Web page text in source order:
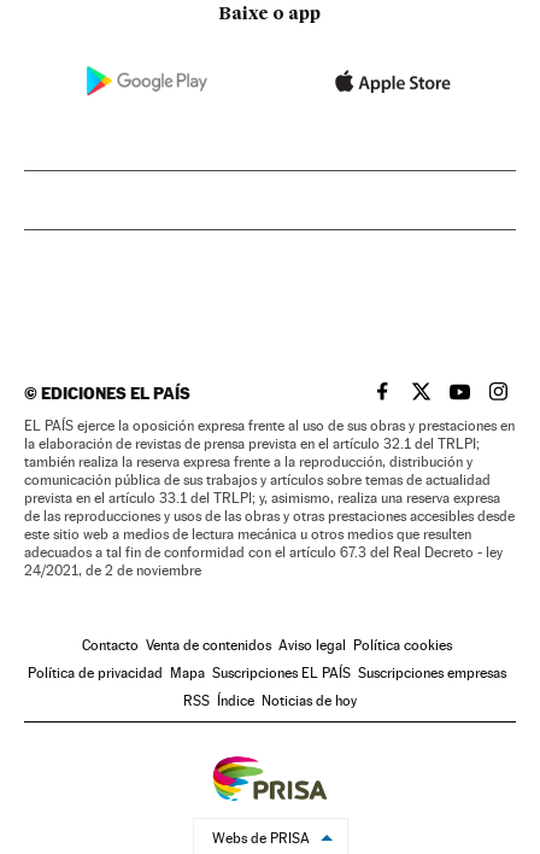
Baixe o app
©EDICIONES EL PAÍS EL PAÍS BRASIL EN
EL PAÍSEL PAÍS
EL
EL PAÍS ejerce la oposición expresa frente al uso de sus obras y prestaciones en
la elaboración de revistas de prensa prevista en el artículo 32.1 del TRLPI;
también realiza la reserva expresa frente a la reproducción, distribución y
comunicación pública de sus trabajos y artículos sobre temas de actualidad
prevista en el artículo 33.1 del TRLPI; y, asimismo, realiza una reserva expresa
de las reproducciones y usos de las obras y otras prestaciones accesibles desde
este sitio web a medios de lectura mecánica u otros medios que resulten
adecuados a tal fin de conformidad con el artículo 67.3 del Real Decreto - ley
24/2021, de 2 de noviembre
Contacto Venta de contenidos Aviso legal Política cookies
Política de privacidad Mapa Suscripciones EL PAÍS Suscripciones empresas
RSS Índice Noticias de hoy
Webs de PRISA